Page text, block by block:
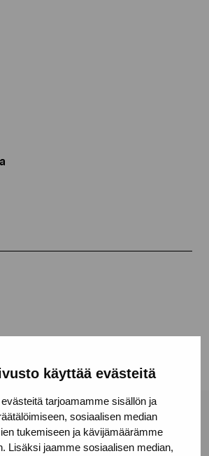
käyttää evästeitä
tarjoamamme sisällön ja
sosiaalisen median
tukemiseen ja kävijämäärämme
Lisäksi jaamme sosiaalisen median,
-säätiö